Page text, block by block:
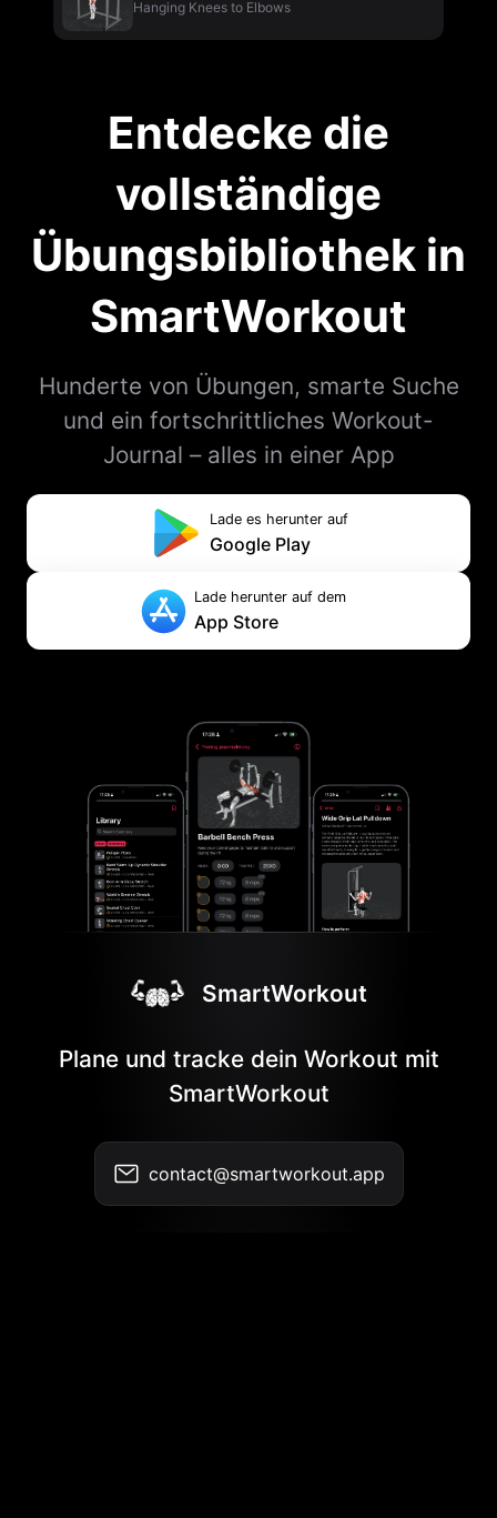
Hanging Knees to Elbows
Entdecke die
vollständige
Übungsbibliothek in
SmartWorkout
Hunderte von Übungen, smarte Suche
und ein fortschrittliches Workout-
Journal – alles in einer App
Lade es herunter auf
Google Play
Lade herunter auf dem
App Store
SmartWorkout
Plane und tracke dein Workout mit
SmartWorkout
contact@smartworkout.app